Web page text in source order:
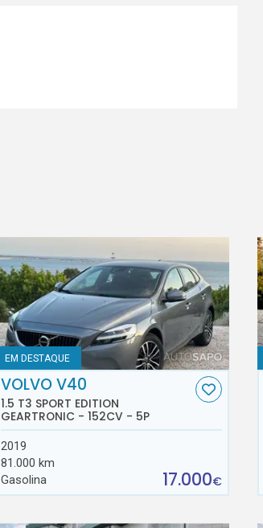
EM DESTAQUE
VOLVO V40
1.5 T3 SPORT EDITION
GEARTRONIC - 152CV - 5P
2019
81.000 km
Gasolina
17.000€